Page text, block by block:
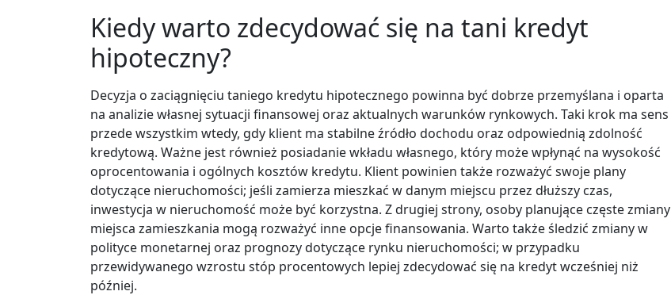
Kiedy warto zdecydować się na tani kredyt
hipoteczny?
Decyzja o zaciągnięciu taniego kredytu hipotecznego powinna być dobrze przemyślana i oparta
na analizie własnej sytuacji finansowej oraz aktualnych warunków rynkowych. Taki krok ma sens
przede wszystkim wtedy, gdy klient ma stabilne źródło dochodu oraz odpowiednią zdolność
kredytową. Ważne jest również posiadanie wkładu własnego, który może wpłynąć na wysokość
oprocentowania i ogólnych kosztów kredytu. Klient powinien także rozważyć swoje plany
dotyczące nieruchomości; jeśli zamierza mieszkać w danym miejscu przez dłuższy czas,
inwestycja w nieruchomość może być korzystna. Z drugiej strony, osoby planujące częste zmiany
miejsca zamieszkania mogą rozważyć inne opcje finansowania. Warto także śledzić zmiany w
polityce monetarnej oraz prognozy dotyczące rynku nieruchomości; w przypadku
przewidywanego wzrostu stóp procentowych lepiej zdecydować się na kredyt wcześniej niż
później.